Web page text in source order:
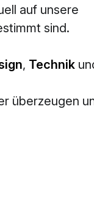
auf unsere
sind.
, Technik
überzeugen